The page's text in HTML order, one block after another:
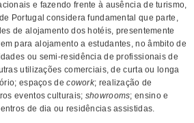
e fazendo frente à ausência de turismo,
Portugal considera fundamental que parte,
de alojamento dos hotéis, presentemente
para alojamento a estudantes, no âmbito de
ou semi-residência de profissionais de
utilizações comerciais, de curta ou longa
espaços de cowork; realização de
eventos culturais; showrooms; ensino e
de dia ou residências assistidas.